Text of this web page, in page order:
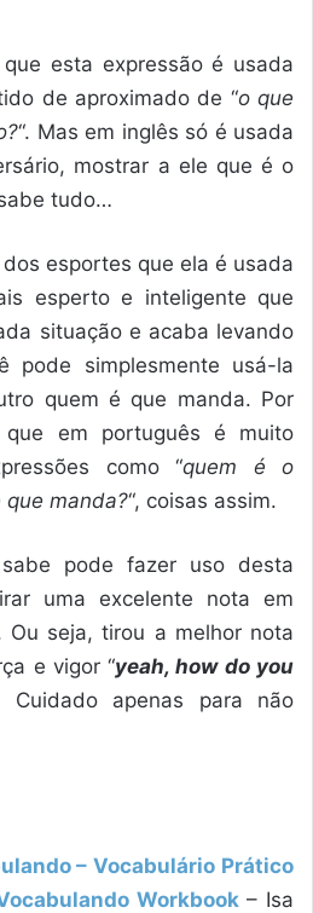
esta expressão é usada
de aproximado de “o que
“. Mas em inglês só é usada
mostrar a ele que é o
tudo…
esportes que ela é usada
esperto e inteligente que
situação e acaba levando
pode simplesmente usá-la
quem é que manda. Por
em português é muito
como “quem é o
que manda?“, coisas assim.
pode fazer uso desta
uma excelente nota em
Ou seja, tirou a melhor nota
e vigor “yeah, how do you
Cuidado apenas para não
– Vocabulário Prático
Workbook– Isa